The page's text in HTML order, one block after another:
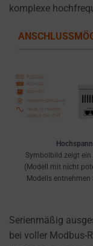
komplexe
Symbolbild zeigt ein
(Modell mit nicht
Modells entnehmen
Serienmäßig
bei voller Modbus-